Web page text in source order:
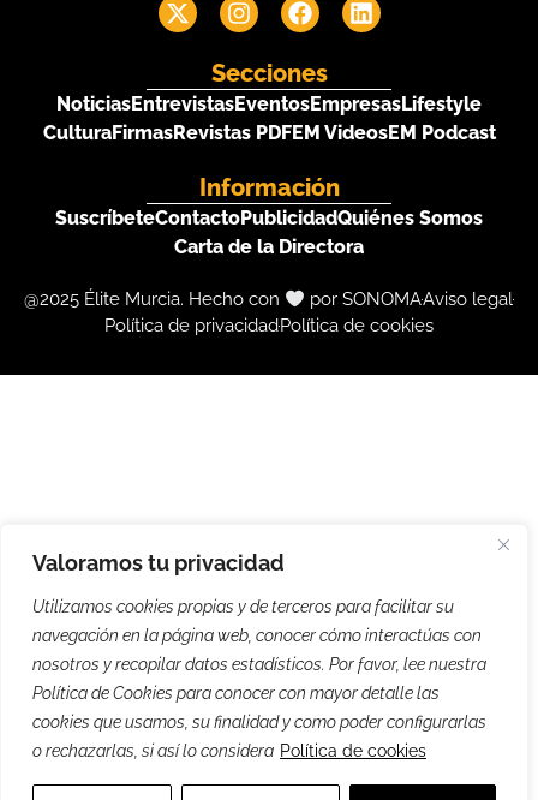
Valoramos tu privacidad
Utilizamos cookies propias y de terceros para facilitar su
navegación en la página web, conocer cómo interactúas con
nosotros y recopilar datos estadísticos. Por favor, lee nuestra
Política de Cookies para conocer con mayor detalle las
cookies que usamos, su finalidad y como poder configurarlas
o rechazarlas, si así lo considera Política de cookies
Secciones
NoticiasEntrevistasEventosEmpresasLifestyle
CulturaFirmasRevistas PDFEM VideosEM Podcast
Información
SuscríbeteContactoPublicidadQuiénes Somos
Carta de la Directora
@2025 Élite Murcia. Hecho con por SONOMAAviso legal
Política de privacidadPolítica de cookies